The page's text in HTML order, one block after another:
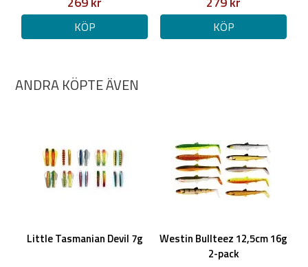
KÖP KÖP
ANDRA KÖPTE ÄVEN
Little Tasmanian Devil 7g
Westin Bullteez 12,5cm 16g
2-pack